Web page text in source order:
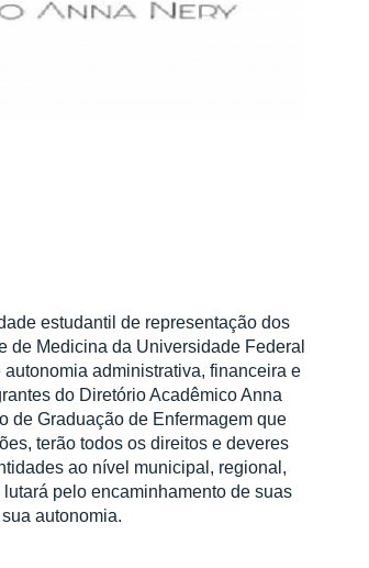
estudantil de representação dos
de Medicina da Universidade Federal
administrativa, financeira e
do Diretório Acadêmico Anna
de Graduação de Enfermagem que
terão todos os direitos e deveres
ao nível municipal, regional,
pelo encaminhamento de suas
autonomia.